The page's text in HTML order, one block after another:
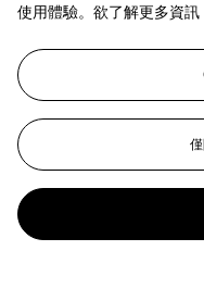
使用體驗。欲了解更多資